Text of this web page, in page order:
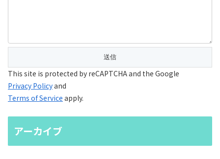
This site is protected by reCAPTCHA and the Google
Privacy Policyand
Terms of Service apply.
アーカイブ